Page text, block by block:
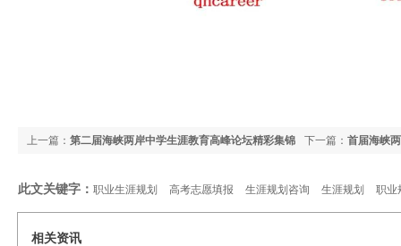
下一篇： 首届海峡
上一篇： 第二届海峡两岸中学生涯教育高峰论坛精彩集锦
此文关键字： 职业生涯规划 高考志愿填报 生涯规划咨询 生涯规划 职业
相关资讯